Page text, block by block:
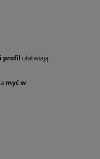
profil ułatwiają
myć w